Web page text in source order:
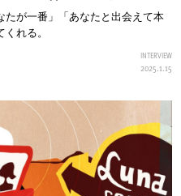
たが一番」「あなたと出会えて本
れる。
INTERVIEW
2025.1.15